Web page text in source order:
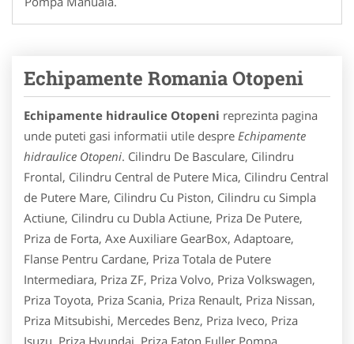
Echipamente Romania Otopeni
Echipamente hidraulice Otopeni reprezinta pagina
unde puteti gasi informatii utile despre Echipamente
hidraulice Otopeni. Cilindru De Basculare, Cilindru
Frontal, Cilindru Central de Putere Mica, Cilindru Central
de Putere Mare, Cilindru Cu Piston, Cilindru cu Simpla
Actiune, Cilindru cu Dubla Actiune, Priza De Putere,
Priza de Forta, Axe Auxiliare GearBox, Adaptoare,
Flanse Pentru Cardane, Priza Totala de Putere
Intermediara, Priza ZF, Priza Volvo, Priza Volkswagen,
Priza Toyota, Priza Scania, Priza Renault, Priza Nissan,
Priza Mitsubishi, Mercedes Benz, Priza Iveco, Priza
Isuzu, Priza Hyundai, Priza Eaton Fuller,Pompa